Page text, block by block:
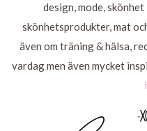
design, mode,
skönhetsprodukter, mat
även om träning & hälsa,
vardag men även mycket